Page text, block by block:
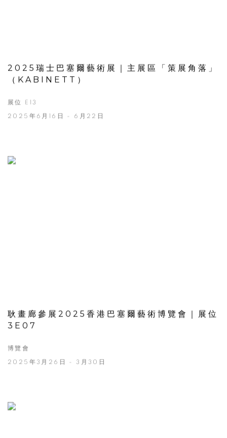
2025瑞士巴塞爾藝術展｜主展區「策展角落」
（KABINETT）
展位 E13
2025年6月16日 - 6月22日
耿畫廊參展2025香港巴塞爾藝術博覽會｜展位
3E07
博覽會
2025年3月26日 - 3月30日